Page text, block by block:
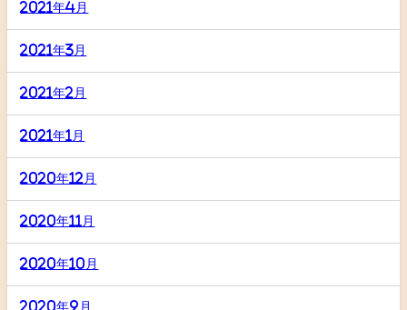
2021年4月
2021年3月
2021年2月
2021年1月
2020年12月
2020年11月
2020年10月
2020年9月